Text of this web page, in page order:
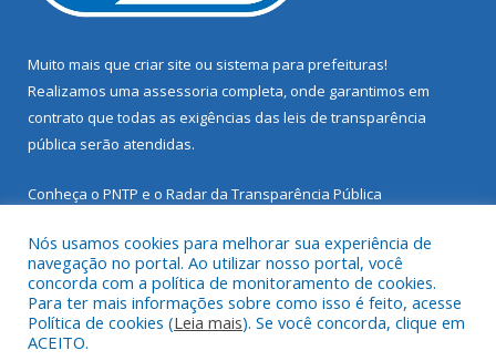
Muito mais que criar site ou sistema para prefeituras!
Realizamos uma assessoria completa, onde garantimos em
contrato que todas as exigências das leis de transparência
pública serão atendidas.
Conheça o PNTP e o Radar da Transparência Pública
Todos os direitos reservados a Prefeitura Municipal de Santarém
Novo.
Nós usamos cookies para melhorar sua experiência de
navegação no portal. Ao utilizar nosso portal, você
concorda com a política de monitoramento de cookies.
Para ter mais informações sobre como isso é feito, acesse
Política de cookies (Leia mais). Se você concorda, clique em
ACEITO.